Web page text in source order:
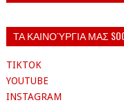
ΤΑ ΚΑΙΝΟΎΡΓΙΑ ΜΑΣ
TIKTOK
YOUTUBE
INSTAGRAM